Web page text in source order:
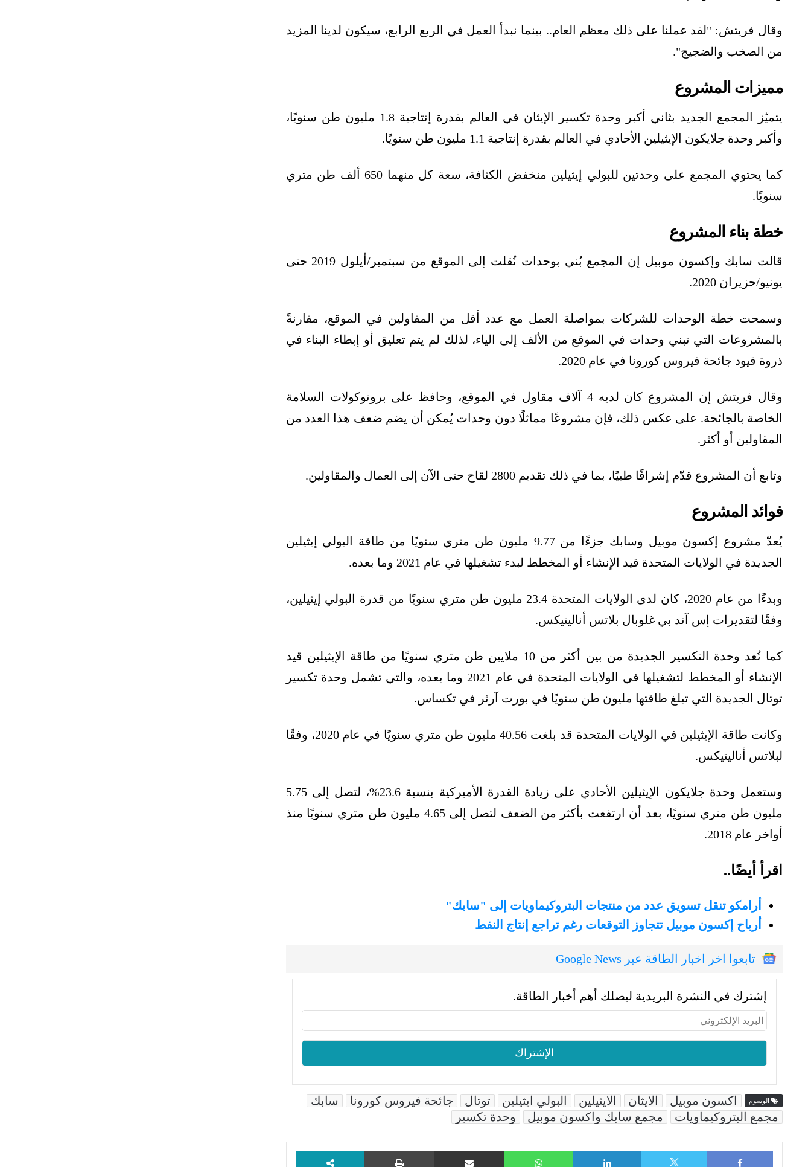
وقال فريتش: "لقد عملنا على ذلك معظم العام.. بينما نبدأ العمل في الربع الرابع، سيكون لدينا المزيد
من الصخب والضجيج".
مميزات المشروع
يتميّز المجمع الجديد بثاني أكبر وحدة تكسير الإيثان في العالم بقدرة إنتاجية 1.8 مليون طن سنويًا،
وأكبر وحدة جلايكون الإيثيلين الأحادي في العالم بقدرة إنتاجية 1.1 مليون طن سنويًا.
كما يحتوي المجمع على وحدتين للبولي إيثيلين منخفض الكثافة، سعة كل منهما 650 ألف طن متري
سنويًا.
خطة بناء المشروع
قالت سابك وإكسون موبيل إن المجمع بُني بوحدات نُقلت إلى الموقع من سبتمبر/أيلول 2019 حتى
يونيو/حزيران 2020.
وسمحت خطة الوحدات للشركات بمواصلة العمل مع عدد أقل من المقاولين في الموقع، مقارنةً
بالمشروعات التي تبني وحدات في الموقع من الألف إلى الياء، لذلك لم يتم تعليق أو إبطاء البناء في
ذروة قيود جائحة فيروس كورونا في عام 2020.
وقال فريتش إن المشروع كان لديه 4 آلاف مقاول في الموقع، وحافظ على بروتوكولات السلامة
الخاصة بالجائحة. على عكس ذلك، فإن مشروعًا مماثلًا دون وحدات يُمكن أن يضم ضعف هذا العدد من
المقاولين أو أكثر.
وتابع أن المشروع قدّم إشرافًا طبيًا، بما في ذلك تقديم 2800 لقاح حتى الآن إلى العمال والمقاولين.
فوائد المشروع
يُعدّ مشروع إكسون موبيل وسابك جزءًا من 9.77 مليون طن متري سنويًا من طاقة البولي إيثيلين
الجديدة في الولايات المتحدة قيد الإنشاء أو المخطط لبدء تشغيلها في عام 2021 وما بعده.
وبدءًا من عام 2020، كان لدى الولايات المتحدة 23.4 مليون طن متري سنويًا من قدرة البولي إيثيلين،
وفقًا لتقديرات إس آند بي غلوبال بلاتس أناليتيكس.
كما تُعد وحدة التكسير الجديدة من بين أكثر من 10 ملايين طن متري سنويًا من طاقة الإيثيلين قيد
الإنشاء أو المخطط لتشغيلها في الولايات المتحدة في عام 2021 وما بعده، والتي تشمل وحدة تكسير
توتال الجديدة التي تبلغ طاقتها مليون طن سنويًا في بورت آرثر في تكساس.
وكانت طاقة الإيثيلين في الولايات المتحدة قد بلغت 40.56 مليون طن متري سنويًا في عام 2020، وفقًا
لبلاتس أناليتيكس.
وستعمل وحدة جلايكون الإيثيلين الأحادي على زيادة القدرة الأميركية بنسبة 23.6%، لتصل إلى 5.75
مليون طن متري سنويًا، بعد أن ارتفعت بأكثر من الضعف لتصل إلى 4.65 مليون طن متري سنويًا منذ
أواخر عام 2018.
اقرأ أيضًا..
أرامكو تنقل تسويق عدد من منتجات البتروكيماويات إلى "سابك"
أرباح إكسون موبيل تتجاوز التوقعات رغم تراجع إنتاج النفط
تابعوا اخر اخبار الطاقة عبر Google News
إشترك في النشرة البريدية ليصلك أهم أخبار الطاقة.
الوسوم اكسون موبيل الايثان الايثيلين البولي ايثيلين توتال جائحة فيروس كورونا
سابك
مجمع البتروكيماويات
مجمع سابك واكسون موبيل وحدة تكسير
Facebook
LinkedIn
WhatsApp مشاركة عبر البريد طباعة